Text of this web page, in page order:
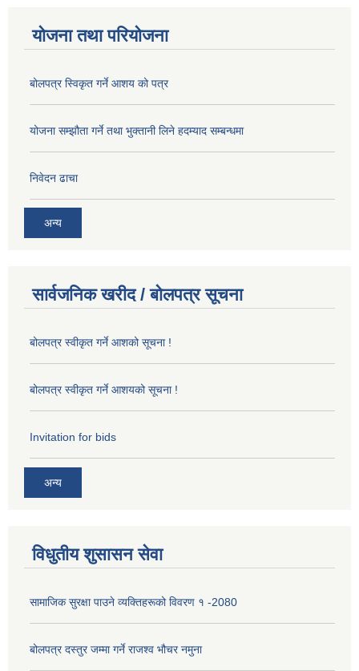
योजना तथा परियोजना
बोलपत्र स्विकृत गर्ने आशय को पत्र
योजना सम्झौता गर्ने तथा भुक्तानी लिने हदम्याद सम्बन्धमा
निवेदन ढाचा
अन्य
सार्वजनिक खरीद / बोलपत्र सूचना
बोलपत्र स्वीकृत गर्ने आशको सूचना !
बोलपत्र स्वीकृत गर्ने आशयको सूचना !
Invitation for bids
अन्य
विधुतीय शुसासन सेवा
सामाजिक सुरक्षा पाउने व्यक्तिहरूको विवरण १ -2080
बोलपत्र दस्तुर जम्मा गर्ने राजश्व भौचर नमुना